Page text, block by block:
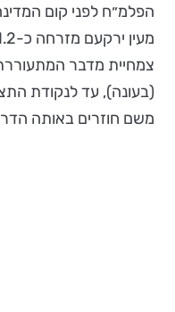
הפלמ״ח לפני קום
צמחיית מדבר
(בעונה), עד לנקודת
משם חוזרים באותה